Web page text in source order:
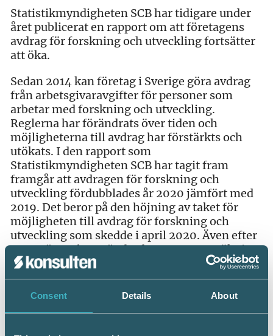
Consent Details About
Statistikmyndigheten SCB har tidigare under
året publicerat en rapport om att företagens
avdrag för forskning och utveckling fortsätter
att öka.
Sedan 2014 kan företag i Sverige göra avdrag
från arbetsgivaravgifter för personer som
arbetar med forskning och utveckling.
Reglerna har förändrats över tiden och
möjligheterna till avdrag har förstärkts och
utökats. I den rapport som
Statistikmyndigheten SCB har tagit fram
framgår att avdragen för forskning och
utveckling fördubblades år 2020 jämfört med
2019. Det beror på den höjning av taket för
möjligheten till avdrag för forskning och
utveckling som skedde i april 2020. Även efter
2021 när reglerna ändrades ser man en ökning
av avdraget. Ökningen 2021 skedde genom
större avdrag till både små och stora företag.
Av rapporten framgår även att det finns företag
som arbetar med forskning och utveckling